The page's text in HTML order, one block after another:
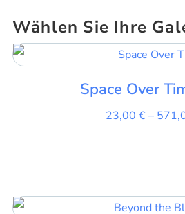
Wählen Sie Ihre
Space Over
23,00 €–